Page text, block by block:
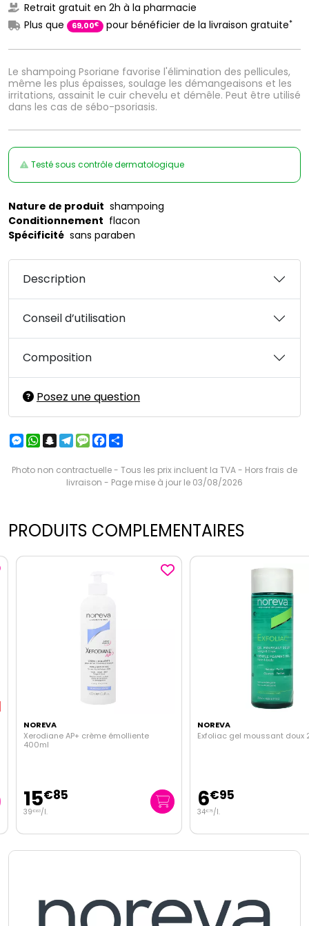
Le shampoing Psoriane favorise l'élimination des pellicules,
même les plus épaisses, soulage les démangeaisons et les
irritations, assainit le cuir chevelu et démêle. Peut être utilisé
dans les cas de sébo-psoriasis.
Retrait gratuit en 2h à la pharmacie
Plus que
69,00€ pour bénéficier de la livraison gratuite*
Testé sous contrôle dermatologique
Nature de produit shampoing
Conditionnement flacon
Spécificité sans paraben
Description
Conseil d’utilisation
Composition
Posez une question
Messenger
WhatsApp
Snapchat
Telegram
MessageFacebook
Photo non contractuelle - Tous les prix incluent la TVA - Hors frais de
livraison - Page mise à jour le 03/08/2026
PRODUITS COMPLEMENTAIRES
NOREVA
Xerodiane AP+ crème émolliente
400ml
15€85
39 €63/l.
NOREVA
Exfoliac gel moussant doux
6€95
34€75/l.